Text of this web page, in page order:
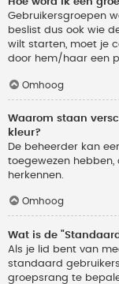
Gebruikersgroepen
beslist dus ook wie
wilt starten, moet je
door hem/haar een
Omhoog
Waarom staan
kleur?
De beheerder kan
toegewezen
herkennen.
Omhoog
Wat is de
Als je lid bent van
standaard
groepsrang te